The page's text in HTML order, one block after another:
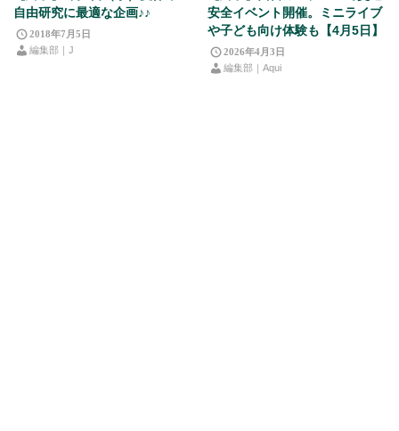
自由研究に最適な企画♪♪
2018年7月5日
編集部｜J
安全イベント開催。ミニライブ
や子ども向け体験も【4月5日】
2026年4月3日
編集部｜Aqui